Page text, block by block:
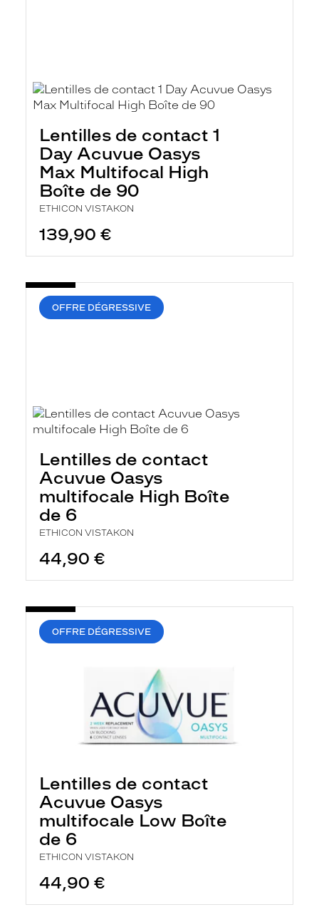
Lentilles de contact 1
Day Acuvue Oasys
Max Multifocal High
Boîte de 90
ETHICON VISTAKON
139,90 €
OFFRE DÉGRESSIVE
Lentilles de contact
Acuvue Oasys
multifocale High Boîte
de 6
ETHICON VISTAKON
44,90 €
OFFRE DÉGRESSIVE
Lentilles de contact
Acuvue Oasys
multifocale Low Boîte
de 6
ETHICON VISTAKON
44,90 €